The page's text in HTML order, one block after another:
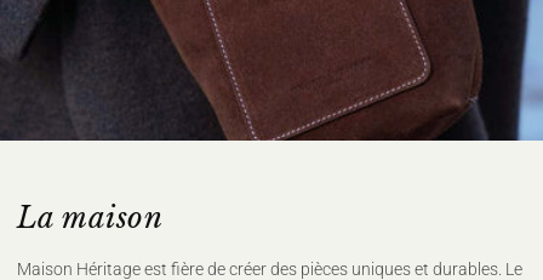
La maison
Maison Héritage est fière de créer des pièces uniques et durables. Le